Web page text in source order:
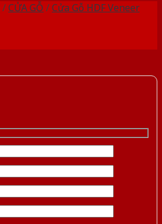
/CỬA GỖ /Cửa Gỗ HDF Veneer